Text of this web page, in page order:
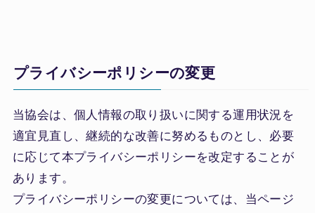
プライバシーポリシーの変更
当協会は、個人情報の取り扱いに関する運用状況を
適宜見直し、継続的な改善に努めるものとし、必要
に応じて本プライバシーポリシーを改定することが
あります。
プライバシーポリシーの変更については、当ページ